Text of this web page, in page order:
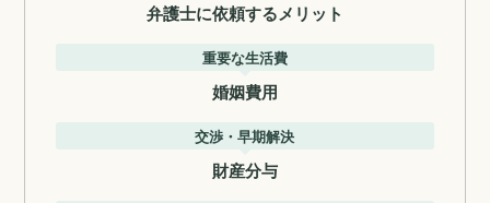
弁護士に依頼するメリット
重要な生活費
婚姻費用
交渉・早期解決
財産分与